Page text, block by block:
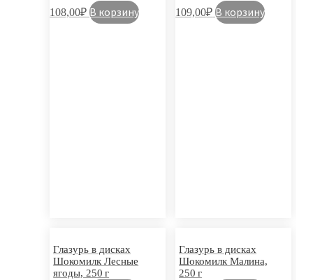
108,00₽ В корзину 109,00₽ В корзину
Глазурь в дисках
Шокомилк Лесные
ягоды, 250 г
Глазурь в дисках
Шокомилк Малина,
250 г